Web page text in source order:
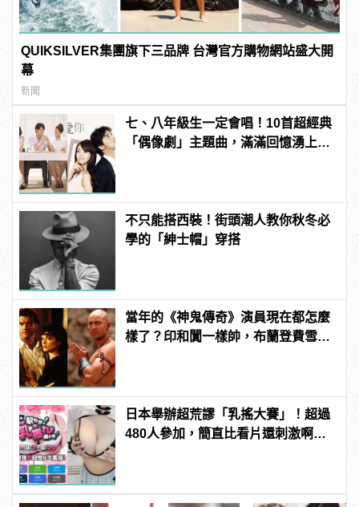
QUIKSILVER集團旗下三品牌 台灣官方購物網站盛大開
幕
新聞
七、八年級生一定會唱！10首超經典
「偶像劇」主題曲，滿滿回憶湧上心
不只能搭西裝！街頭潮人教你秋冬必
學的「紳士帽」穿搭
當年的《神鬼傳奇》演員現在都怎麼
樣了？印和闐一樣帥，布蘭登費雪大
日本舉辦超荒謬「乳搖大賽」！超過
480人參加，簡直比看片還刺激啊！ |